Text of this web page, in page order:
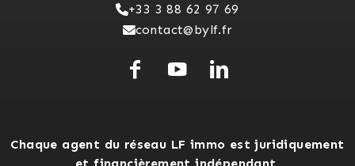
+33 3 88 62 97 69
contact@bylf.fr
Chaque agent du réseau LF immo est juridiquement